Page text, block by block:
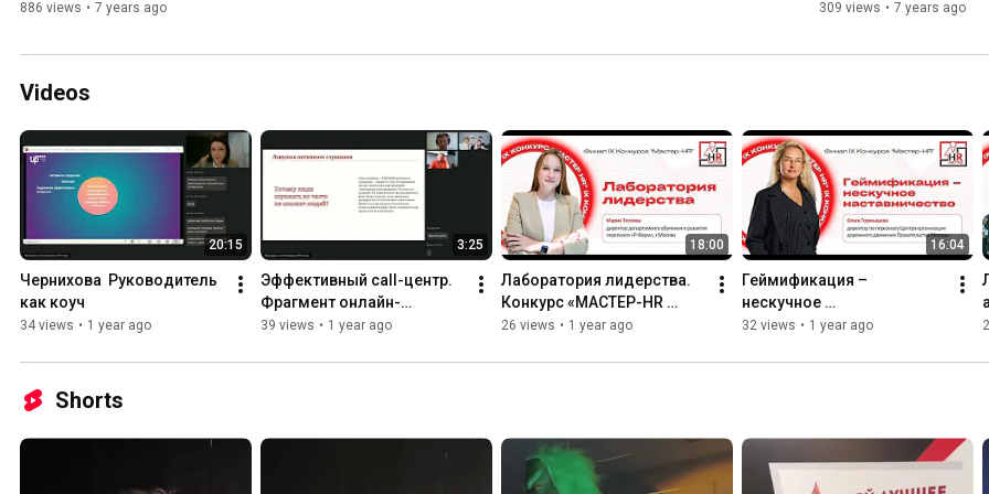
886 views • 7 years ago 309 views • 7 years ago
Videos
20:15
Чернихова  Руководитель
как коуч
34 views • 1 year ago
3:25
Эффективный call-центр.
Фрагмент онлайн-
тренинга
39 views • 1 year ago
18:00
Лаборатория лидерства.
Конкурс «МАСТЕР-HR
2024»
26 views • 1 year ago
16:04
Геймификация –
нескучное
наставничество. Конкурс
32 views • 1 year ago
Shorts